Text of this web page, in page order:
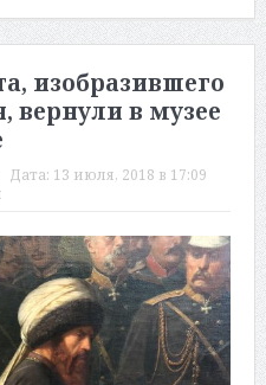
изобразившего
в музее
Дата: 13 июля, 2018 в 17:09